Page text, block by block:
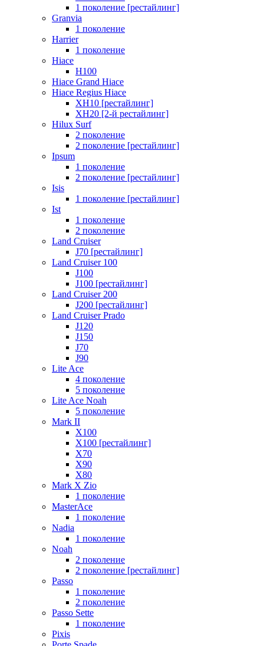
1 поколение [рестайлинг]
Granvia
1 поколение
Harrier
1 поколение
Hiace
H100
Hiace Grand Hiace
Hiace Regius Hiace
XH10 [рестайлинг]
XH20 [2-й рестайлинг]
Hilux Surf
2 поколение
2 поколение [рестайлинг]
Ipsum
1 поколение
2 поколение [рестайлинг]
Isis
1 поколение [рестайлинг]
Ist
1 поколение
2 поколение
Land Cruiser
J70 [рестайлинг]
Land Cruiser 100
J100
J100 [рестайлинг]
Land Cruiser 200
J200 [рестайлинг]
Land Cruiser Prado
J120
J150
J70
J90
Lite Ace
4 поколение
5 поколение
Lite Ace Noah
5 поколение
Mark II
X100
X100 [рестайлинг]
X70
X90
Х80
Mark X Zio
1 поколение
MasterAce
1 поколение
Nadia
1 поколение
Noah
2 поколение
2 поколение [рестайлинг]
Passo
1 поколение
2 поколение
Passo Sette
1 поколение
Pixis